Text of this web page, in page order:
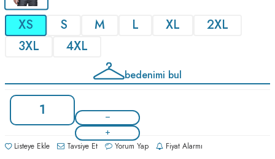
XS S M L XL
2XL
3XL
4XL
bedenimi bul
Listeye Ekle Tavsiye Et Yorum Yap Fiyat Alarmı